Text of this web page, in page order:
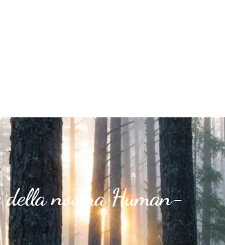
della nostra Human-